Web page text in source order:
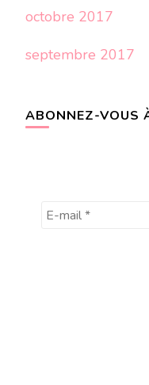
octobre 2017
septembre 2017
ABONNEZ-VOUS